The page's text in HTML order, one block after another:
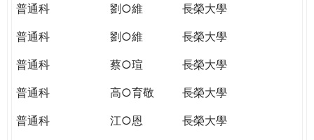
普通科
劉○維
長榮大學
普通科
劉○維
長榮大學
普通科
蔡○瑄
長榮大學
普通科
高○育敬
長榮大學
普通科
江○恩
長榮大學